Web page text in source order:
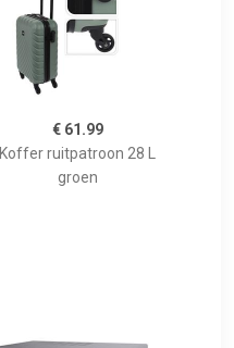
€ 61.99
Koffer ruitpatroon 28 L
groen